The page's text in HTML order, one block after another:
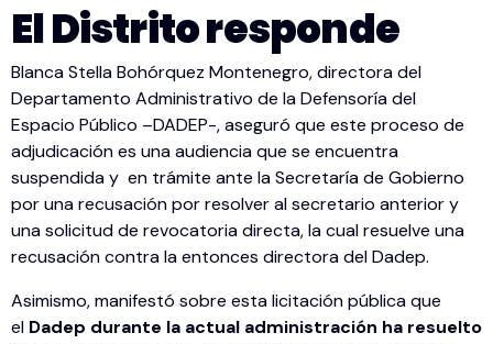
El Distrito responde
Blanca Stella Bohórquez Montenegro, directora del
Departamento Administrativo de la Defensoría del
Espacio Público –DADEP-, aseguró que este proceso de
adjudicación es una audiencia que se encuentra
suspendida y en trámite ante la Secretaría de Gobierno
por una recusación por resolver al secretario anterior y
una solicitud de revocatoria directa, la cual resuelve una
recusación contra la entonces directora del Dadep.
Asimismo, manifestó sobre esta licitación pública que
el Dadep durante la actual administración ha resuelto